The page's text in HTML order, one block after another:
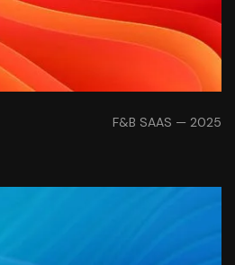
F&B SAAS — 2025